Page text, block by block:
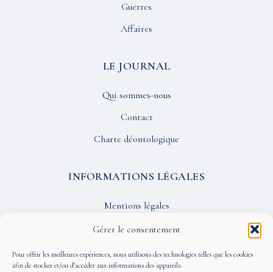
Gérer le consentement
Pour offrir les meilleures expériences, nous utilisons des technologies telles que les cookies
afin de stocker et/ou d’accéder aux informations des appareils.
Guerres
Affaires
LE JOURNAL
Qui sommes-nous
Contact
Charte déontologique
INFORMATIONS LÉGALES
Mentions légales
Confidentialité
CGU